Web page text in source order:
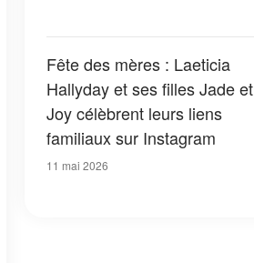
Fête des mères : Laeticia
Hallyday et ses filles Jade et
Joy célèbrent leurs liens
familiaux sur Instagram
11 mai 2026